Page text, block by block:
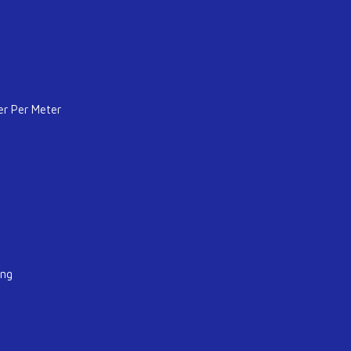
Per Meter